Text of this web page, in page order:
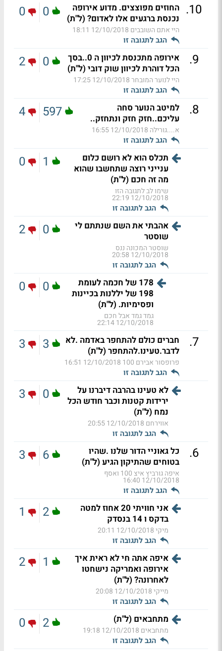
10
. החוזים מפוצצים. מדוע אירופה
נכנסת ברגעים אלו לאדום? (ל"ת)
היי אתם השובבים 12/10/2018 18:11
הגב לתגובה זו
0
0
9
.
אירופה מתכנסת לכיוון ה 0..בסך
הכל דוהרת לכיוון שוק דובי (ל"ת)
היי לנוער המובחר12/10/2018 17:25
הגב לתגובה זו
0
2
8
.
למיטב הנוער סחה
עליכם..חזק חזק ונתחזק..
א....גורילה 12/10/2018 16:55
הגב לתגובה זו
597
4
תכלס הוא לא רושם כלום
ענייני רוצה שתחשבו שהוא
מה זה חכם (ל"ת)
שימו לב לתגובה הזו
12/10/2018 22:19
הגב לתגובה זו
1
0
אהבתי את השם שנתתם לי
שוסטר
שוסטר המכונה ננס
12/10/2018 20:58
הגב לתגובה זו
0
2
178 של חכמה לעומת
198 של יללנות בכיינות
ופסימיות. (ל"ת)
גמד גמד אבל חכם
12/10/2018 22:14
0
0
7
.
חברים כולם להתחפר באדמה .לא
לדבר.טעינו.להתחפר (ל"ת)
פרופסור אבירם 100 12/10/2018 16:51
הגב לתגובה זו
3
3
לא טעינו בהרבה דיברנו על
ירידות קטנות וכבר חודש הכל
נמח (ל"ת)
אווירחם 12/10/2018 20:55
הגב לתגובה זו
0
3
6
.
כל גאוניי הדור שלנו .שהיו
בטוחים שהתיקון הגיע (ל"ת)
איפה גורביץ איצ 100 ואסף
12/10/2018 16:40
הגב לתגובה זו
6
3
אני חוויתי 20 אחוז למטה
בדקס ו 14 בנסדק
מיקי12/10/2018 20:11
הגב לתגובה זו
2
1
איפה אתה חי לא ראית איך
אירופה ואמריקה נישחטו
לאחרונה? (ל"ת)
מייקי12/10/2018 20:08
הגב לתגובה זו
1
2
מתחבאים (ל"ת)
מתחבאים 12/10/2018 19:18
הגב לתגובה זו
2
0